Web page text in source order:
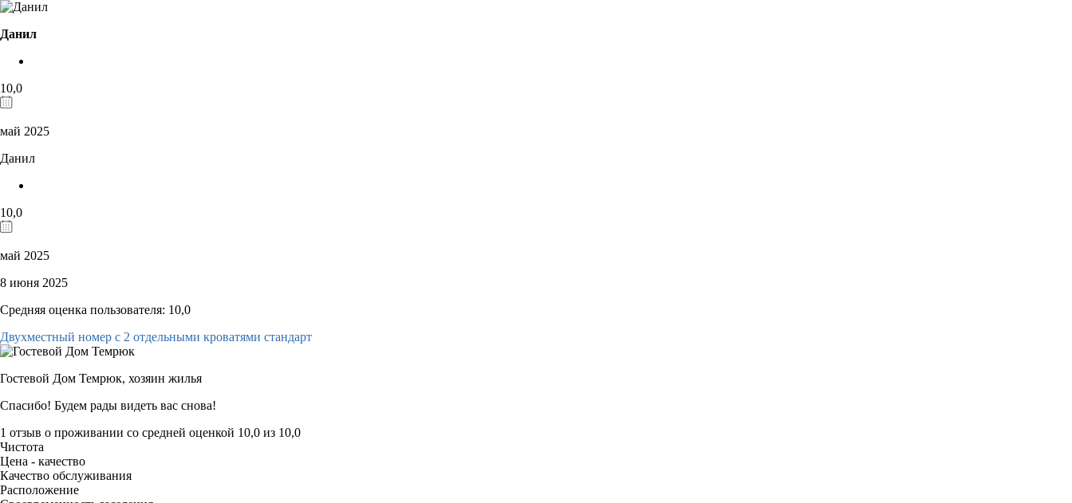
Данил
10,0
май 2025
Данил
10,0
май 2025
8 июня 2025
Средняя оценка пользователя: 10,0
Двухместный номер с 2 отдельными кроватями стандарт
Гостевой Дом Темрюк, хозяин жилья
Спасибо! Будем рады видеть вас снова!
1 отзыв о проживании со средней оценкой 10,0 из 10,0
Чистота
Цена - качество
Качество обслуживания
Расположение